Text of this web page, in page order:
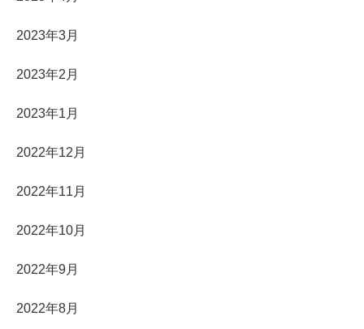
2023年3月
2023年2月
2023年1月
2022年12月
2022年11月
2022年10月
2022年9月
2022年8月